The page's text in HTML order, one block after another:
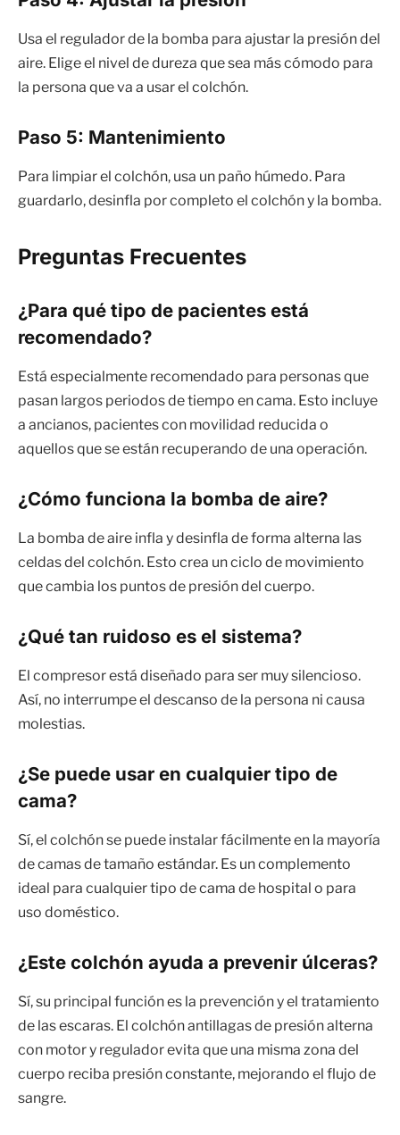
Usa el regulador de la bomba para ajustar la presión del
aire. Elige el nivel de dureza que sea más cómodo para
la persona que va a usar el colchón.
Paso 5: Mantenimiento
Para limpiar el colchón, usa un paño húmedo. Para
guardarlo, desinfla por completo el colchón y la bomba.
Preguntas Frecuentes
¿Para qué tipo de pacientes está
recomendado?
Está especialmente recomendado para personas que
pasan largos periodos de tiempo en cama. Esto incluye
a ancianos, pacientes con movilidad reducida o
aquellos que se están recuperando de una operación.
¿Cómo funciona la bomba de aire?
La bomba de aire infla y desinfla de forma alterna las
celdas del colchón. Esto crea un ciclo de movimiento
que cambia los puntos de presión del cuerpo.
¿Qué tan ruidoso es el sistema?
El compresor está diseñado para ser muy silencioso.
Así, no interrumpe el descanso de la persona ni causa
molestias.
¿Se puede usar en cualquier tipo de
cama?
Sí, el colchón se puede instalar fácilmente en la mayoría
de camas de tamaño estándar. Es un complemento
ideal para cualquier tipo de cama de hospital o para
uso doméstico.
¿Este colchón ayuda a prevenir úlceras?
Sí, su principal función es la prevención y el tratamiento
de las escaras. El colchón antillagas de presión alterna
con motor y regulador evita que una misma zona del
cuerpo reciba presión constante, mejorando el flujo de
sangre.